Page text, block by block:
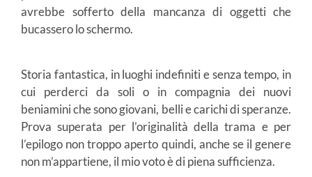
avrebbe sofferto della mancanza di oggetti che
bucassero lo schermo.
Storia fantastica, in luoghi indefiniti e senza tempo, in
cui perderci da soli o in compagnia dei nuovi
beniamini che sono giovani, belli e carichi di speranze.
Prova superata per l’originalità della trama e per
l’epilogo non troppo aperto quindi, anche se il genere
non m’appartiene, il mio voto è di piena sufficienza.